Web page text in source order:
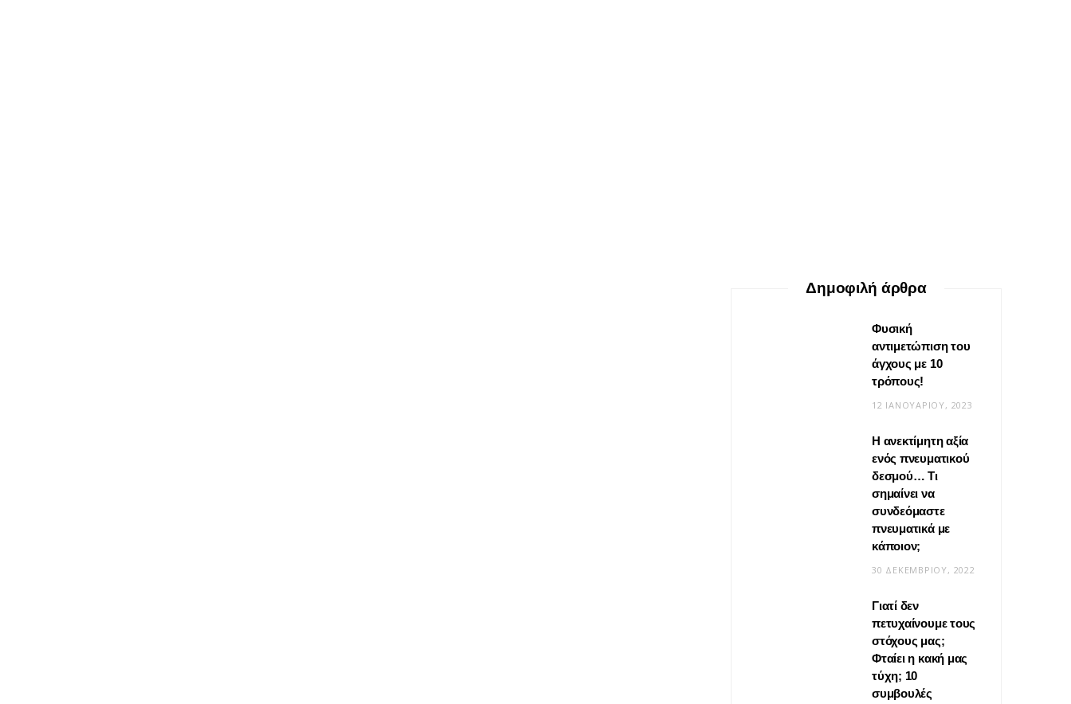
Βίντεο: Μεταμόρφωσε το
φουλάρι σου σε κιμονό
20 ΜΑΪ́ΟΥ, 2026
Δημοφιλή άρθρα
Φυσική
αντιμετώπιση του
άγχους με 10
τρόπους!
12 ΙΑΝΟΥΑΡΊΟΥ, 2023
Η ανεκτίμητη αξία
ενός πνευματικού
δεσμού… Τι
σημαίνει να
συνδεόμαστε
πνευματικά με
κάποιον;
30 ΔΕΚΕΜΒΡΊΟΥ, 2022
Γιατί δεν
πετυχαίνουμε τους
στόχους μας;
Φταίει η κακή μας
τύχη; 10
συμβουλές